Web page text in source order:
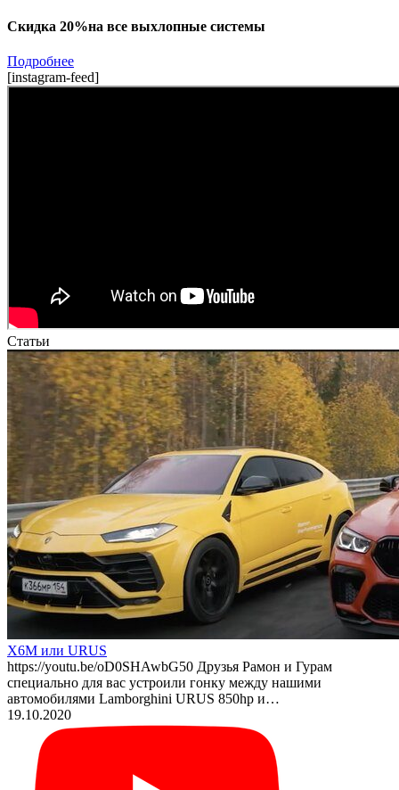
Скидка 20%на все выхлопные системы
Подробнее
[instagram-feed]
Статьи
X6M или URUS
https://youtu.be/oD0SHAwbG50 Друзья Рамон и Гурам
специально для вас устроили гонку между нашими
автомобилями Lamborghini URUS 850hp и…
19.10.2020